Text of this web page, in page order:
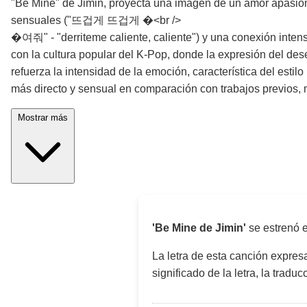
"Be Mine" de Jimin, proyecta una imagen de un amor
sensuales ("뜨겁게 뜨겁게 �<br />
�여줘" - "derriteme caliente, caliente") y una conexión
con la cultura popular del K-Pop, donde la expresión del
refuerza la intensidad de la emoción, característica del
más directo y sensual en comparación con trabajos
'Be Mine de Jimin' se estrenó
La letra de esta canción
significado de la letra, la